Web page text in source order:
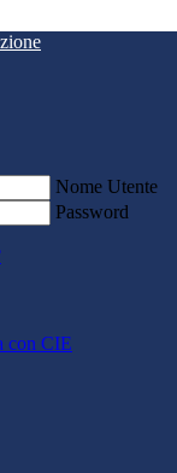
Nome Utente
Password
con CIE